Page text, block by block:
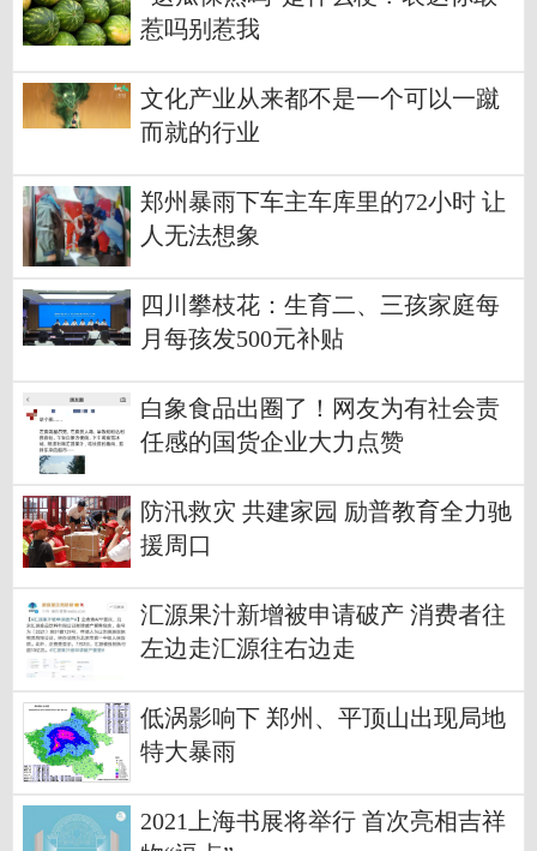
惹吗别惹我
文化产业从来都不是一个可以一蹴
而就的行业
郑州暴雨下车主车库里的72小时 让
人无法想象
四川攀枝花：生育二、三孩家庭每
月每孩发500元补贴
白象食品出圈了！网友为有社会责
任感的国货企业大力点赞
防汛救灾 共建家园 励普教育全力驰
援周口
汇源果汁新增被申请破产 消费者往
左边走汇源往右边走
低涡影响下 郑州、平顶山出现局地
特大暴雨
2021上海书展将举行 首次亮相吉祥